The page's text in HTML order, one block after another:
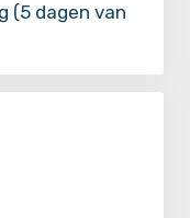
(5 dagen van